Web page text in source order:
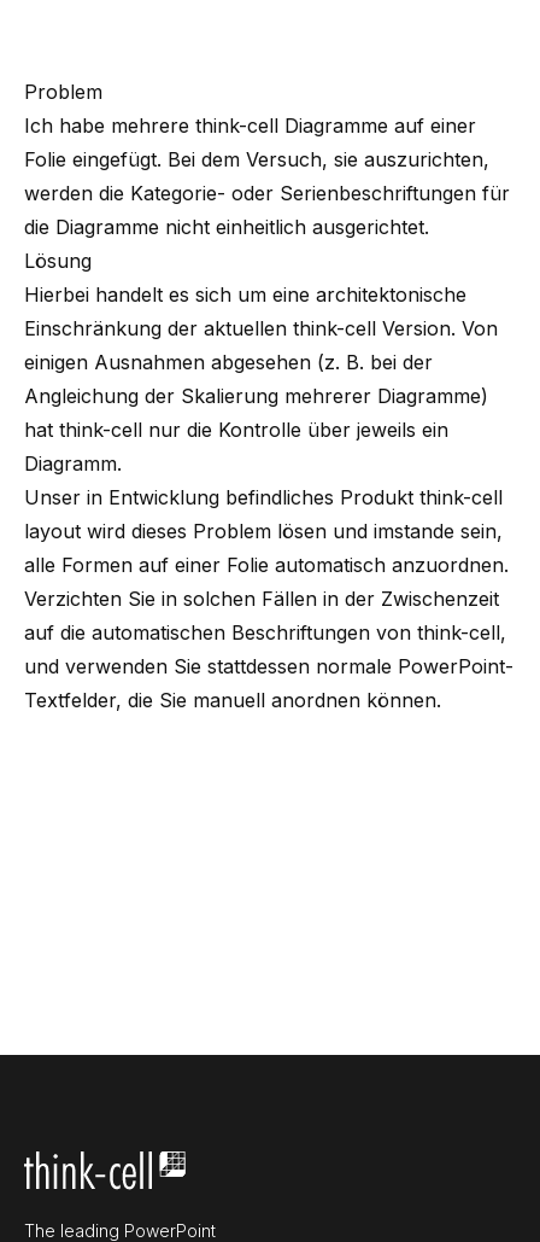
Problem
Ich habe mehrere think-cell Diagramme auf einer
Folie eingefügt. Bei dem Versuch, sie auszurichten,
werden die Kategorie- oder Serienbeschriftungen für
die Diagramme nicht einheitlich ausgerichtet.
Lösung
Hierbei handelt es sich um eine architektonische
Einschränkung der aktuellen think-cell Version. Von
einigen Ausnahmen abgesehen (z. B. bei der
Angleichung der Skalierung mehrerer Diagramme)
hat think-cell nur die Kontrolle über jeweils ein
Diagramm.
Unser in Entwicklung befindliches Produkt think-cell
layout wird dieses Problem lösen und imstande sein,
alle Formen auf einer Folie automatisch anzuordnen.
Verzichten Sie in solchen Fällen in der Zwischenzeit
auf die automatischen Beschriftungen von think-cell,
und verwenden Sie stattdessen normale PowerPoint-
Textfelder, die Sie manuell anordnen können.
The leading PowerPoint